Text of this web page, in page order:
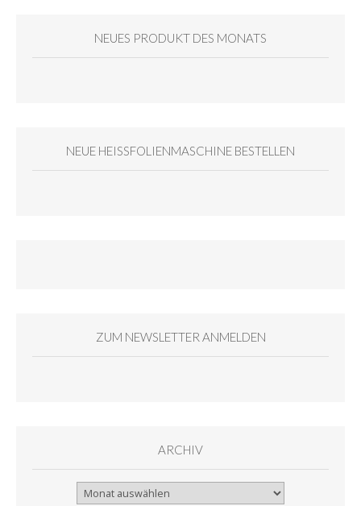
NEUES PRODUKT DES MONATS
NEUE HEISSFOLIENMASCHINE BESTELLEN
ZUM NEWSLETTER ANMELDEN
ARCHIV
Archiv